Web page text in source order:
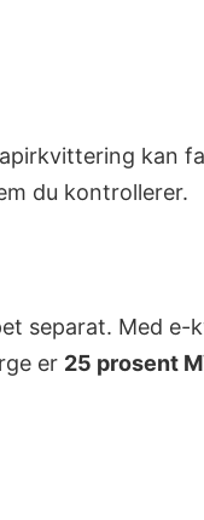
kan
du kontrollerer.
separat. Med
er 25 prosent